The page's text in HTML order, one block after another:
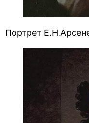
Портрет